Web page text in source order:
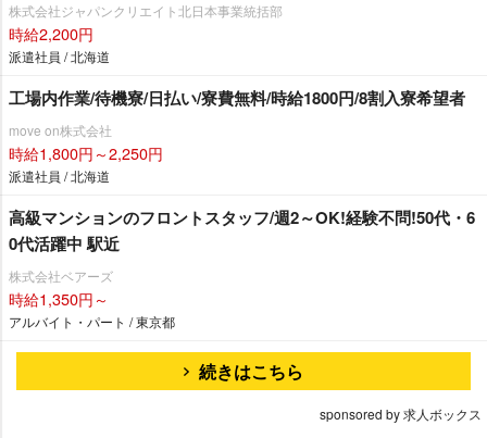
株式会社ジャパンクリエイト北日本事業統括部
時給2,200円
派遣社員 / 北海道
工場内作業/待機寮/日払い/寮費無料/時給1800円/8割入寮希望者
move on株式会社
時給1,800円～2,250円
派遣社員 / 北海道
高級マンションのフロントスタッフ/週2～OK!経験不問!50代・6
0代活躍中 駅近
株式会社ベアーズ
時給1,350円～
アルバイト・パート / 東京都
続きはこちら
sponsored by 求人ボックス